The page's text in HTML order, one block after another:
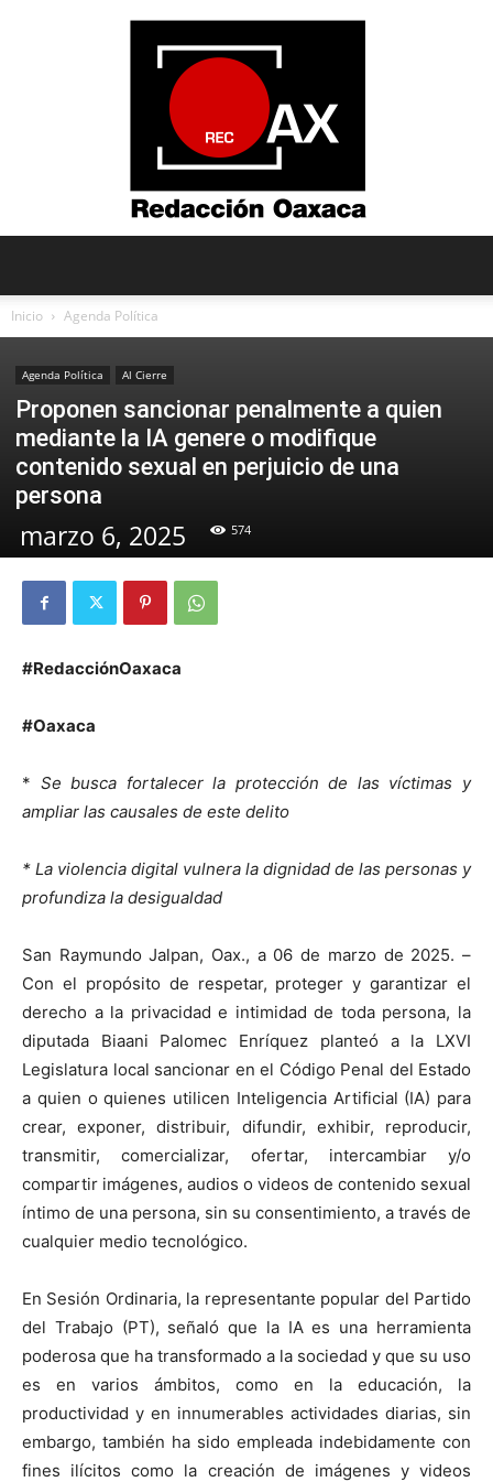
Inicio Agenda Política
Agenda Política Al Cierre
Proponen sancionar penalmente a quien
mediante la IA genere o modifique
contenido sexual en perjuicio de una
persona
marzo 6, 2025 574
#RedacciónOaxaca
#Oaxaca
* Se busca fortalecer la protección de las víctimas y
ampliar las causales de este delito
* La violencia digital vulnera la dignidad de las personas y
profundiza la desigualdad
San Raymundo Jalpan, Oax., a 06 de marzo de 2025. –
Con el propósito de respetar, proteger y garantizar el
derecho a la privacidad e intimidad de toda persona, la
diputada Biaani Palomec Enríquez planteó a la LXVI
Legislatura local sancionar en el Código Penal del Estado
a quien o quienes utilicen Inteligencia Artificial (IA) para
crear, exponer, distribuir, difundir, exhibir, reproducir,
transmitir, comercializar, ofertar, intercambiar y/o
compartir imágenes, audios o videos de contenido sexual
íntimo de una persona, sin su consentimiento, a través de
cualquier medio tecnológico.
En Sesión Ordinaria, la representante popular del Partido
del Trabajo (PT), señaló que la IA es una herramienta
poderosa que ha transformado a la sociedad y que su uso
es en varios ámbitos, como en la educación, la
productividad y en innumerables actividades diarias, sin
embargo, también ha sido empleada indebidamente con
fines ilícitos como la creación de imágenes y videos